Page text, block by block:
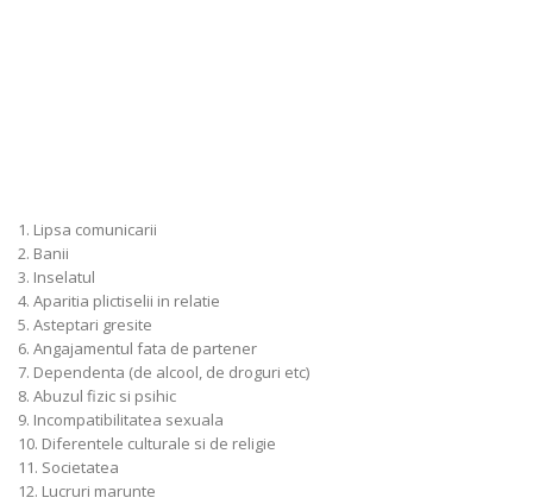
1. Lipsa comunicarii
2. Banii
3. Inselatul
4. Aparitia plictiselii in relatie
5. Asteptari gresite
6. Angajamentul fata de partener
7. Dependenta (de alcool, de droguri etc)
8. Abuzul fizic si psihic
9. Incompatibilitatea sexuala
10. Diferentele culturale si de religie
11. Societatea
12. Lucruri marunte